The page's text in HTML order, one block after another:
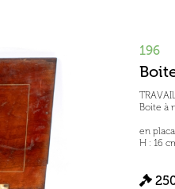
196
Boite à
en
H : 16